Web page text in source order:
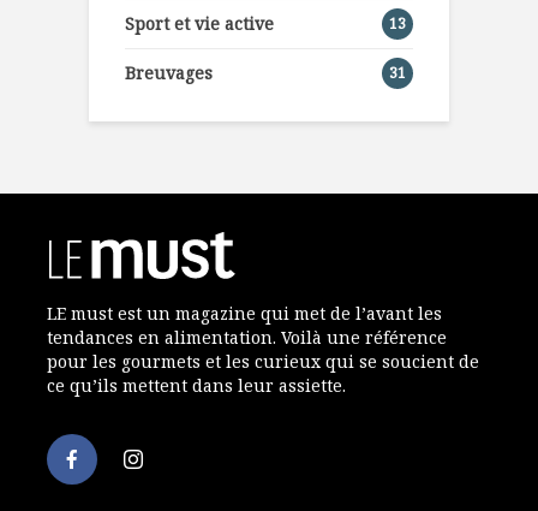
Sport et vie active 13
Breuvages 31
LE must est un magazine qui met de l’avant les
tendances en alimentation. Voilà une référence
pour les gourmets et les curieux qui se soucient de
ce qu’ils mettent dans leur assiette.